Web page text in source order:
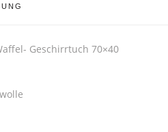
Geschirrtuch 70×40